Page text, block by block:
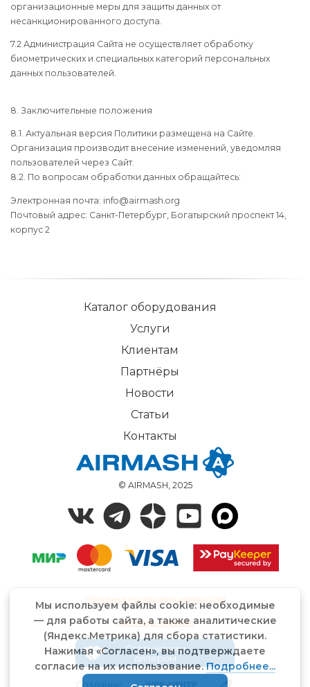
организационные меры для защиты данных от
несанкционированного доступа.
7.2 Администрация Сайта не осуществляет обработку
биометрических и специальных категорий персональных
данных пользователей.
8. Заключительные положения
8.1. Актуальная версия Политики размещена на Сайте.
Организация производит внесение изменений, уведомляя
пользователей через Сайт.
8.2. По вопросам обработки данных обращайтесь:
Электронная почта: info@airmash.org
Почтовый адрес: Санкт-Петербург, Богатырский проспект 14,
корпус 2
© AIRMASH, 2025
Каталог оборудования
Услуги
Клиентам
Партнёры
Новости
Статьи
Контакты
Политика конфиденциальности
Договор-оферта
Стать нашим
дилером
Мы используем файлы cookie: необходимые
— для работы сайта, а также аналитические
(Яндекс.Метрика) для сбора статистики.
Нажимая «Согласен», вы подтверждаете
согласие на их использование.Подробнее...